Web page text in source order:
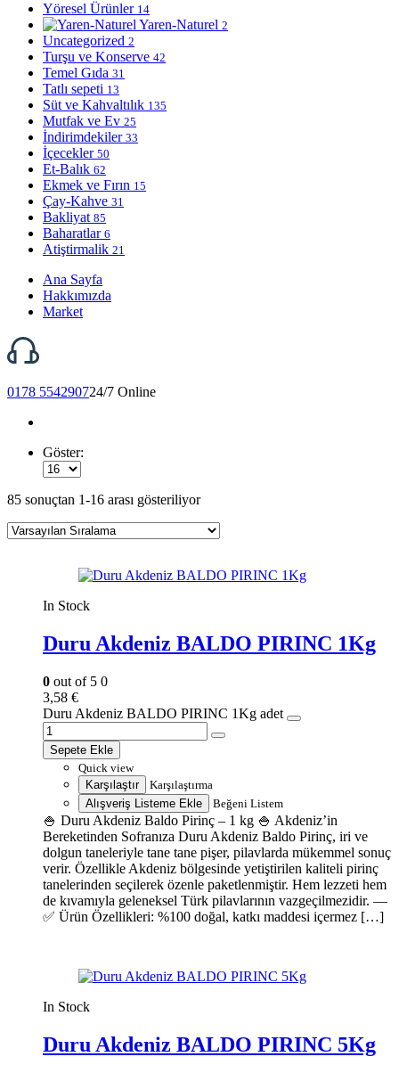
Yöresel Ürünler 14
Yaren-Naturel 2
Uncategorized 2
Turşu ve Konserve 42
Temel Gıda 31
Tatlı sepeti 13
Süt ve Kahvaltılık 135
Mutfak ve Ev 25
İndirimdekiler 33
İçecekler 50
Et-Balık 62
Ekmek ve Fırın 15
Çay-Kahve 31
Bakliyat 85
Baharatlar 6
Atiştirmalik 21
Ana Sayfa
Hakkımızda
Market
0178 554290724/7 Online
Göster:
85 sonuçtan 1-16 arası gösteriliyor
In Stock
Duru Akdeniz BALDO PIRINC 1Kg
0 out of 5 0
3,58 €
Duru Akdeniz BALDO PIRINC 1Kg adet
Sepete Ekle
Quick view
Karşılaştır
Karşılaştırma
Alışveriş Listeme Ekle
Beğeni Listem
🍚 Duru Akdeniz Baldo Pirinç – 1 kg 🍚 Akdeniz’in
Bereketinden Sofranıza Duru Akdeniz Baldo Pirinç, iri ve
dolgun taneleriyle tane tane pişer, pilavlarda mükemmel sonuç
verir. Özellikle Akdeniz bölgesinde yetiştirilen kaliteli pirinç
tanelerinden seçilerek özenle paketlenmiştir. Hem lezzeti hem
de kıvamıyla geleneksel Türk pilavlarının vazgeçilmezidir. —
✅ Ürün Özellikleri: %100 doğal, katkı maddesi içermez […]
In Stock
Duru Akdeniz BALDO PIRINC 5Kg